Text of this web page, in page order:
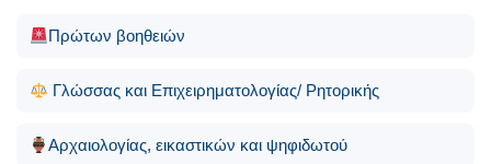
Πρώτων βοηθειών
Γλώσσας και Επιχειρηματολογίας/ Ρητορικής
Αρχαιολογίας, εικαστικών και ψηφιδωτού